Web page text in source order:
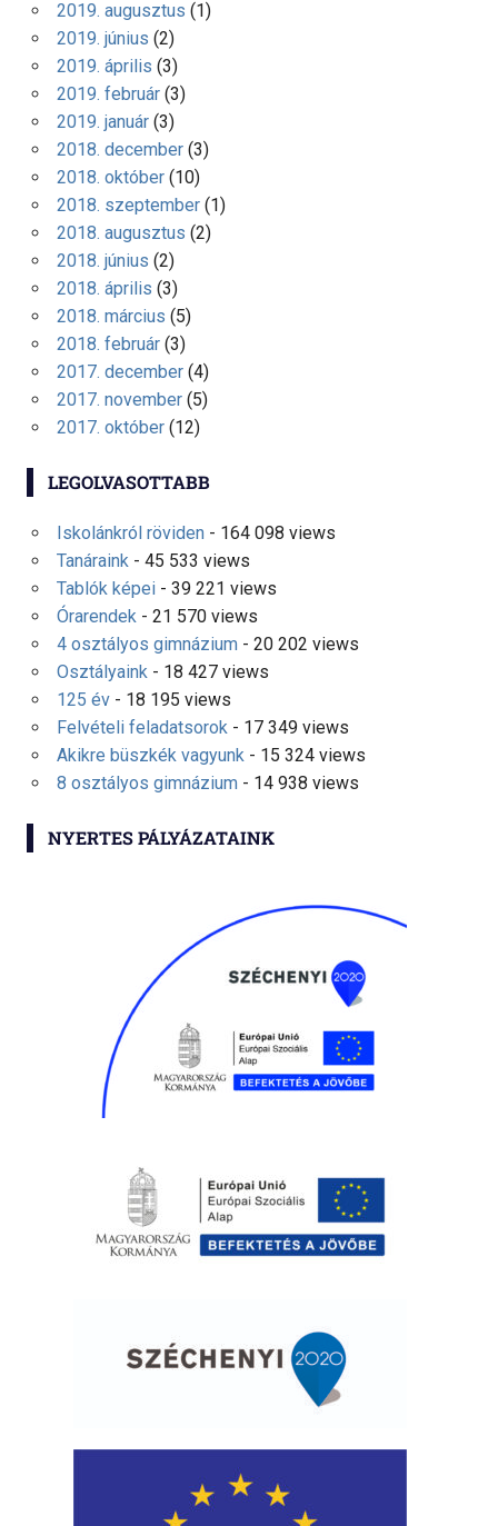
2019. augusztus (1)
2019. június (2)
2019. április (3)
2019. február(3)
2019. január(3)
2018. december(3)
2018. október(10)
2018. szeptember(1)
2018. augusztus (2)
2018. június (2)
2018. április (3)
2018. március (5)
2018. február(3)
2017. december(4)
2017. november(5)
2017. október(12)
LEGOLVASOTTABB
Iskolánkról röviden- 164 098 views
Tanáraink- 45 533 views
Tablók képei- 39 221 views
Órarendek- 21 570 views
4 osztályos gimnázium- 20 202 views
Osztályaink- 18 427 views
125 év- 18 195 views
Felvételi feladatsorok- 17 349 views
Akikre büszkék vagyunk- 15 324 views
8 osztályos gimnázium- 14 938 views
NYERTES PÁLYÁZATAINK